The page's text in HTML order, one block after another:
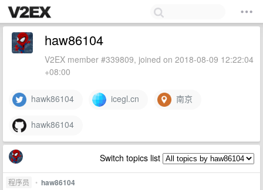
haw86104
V2EX member #339809, joined on 2018-08-09 12:22:04
+08:00
hawk86104 icegl.cn 南京
hawk86104
Switch topics list
程序员 • haw86104